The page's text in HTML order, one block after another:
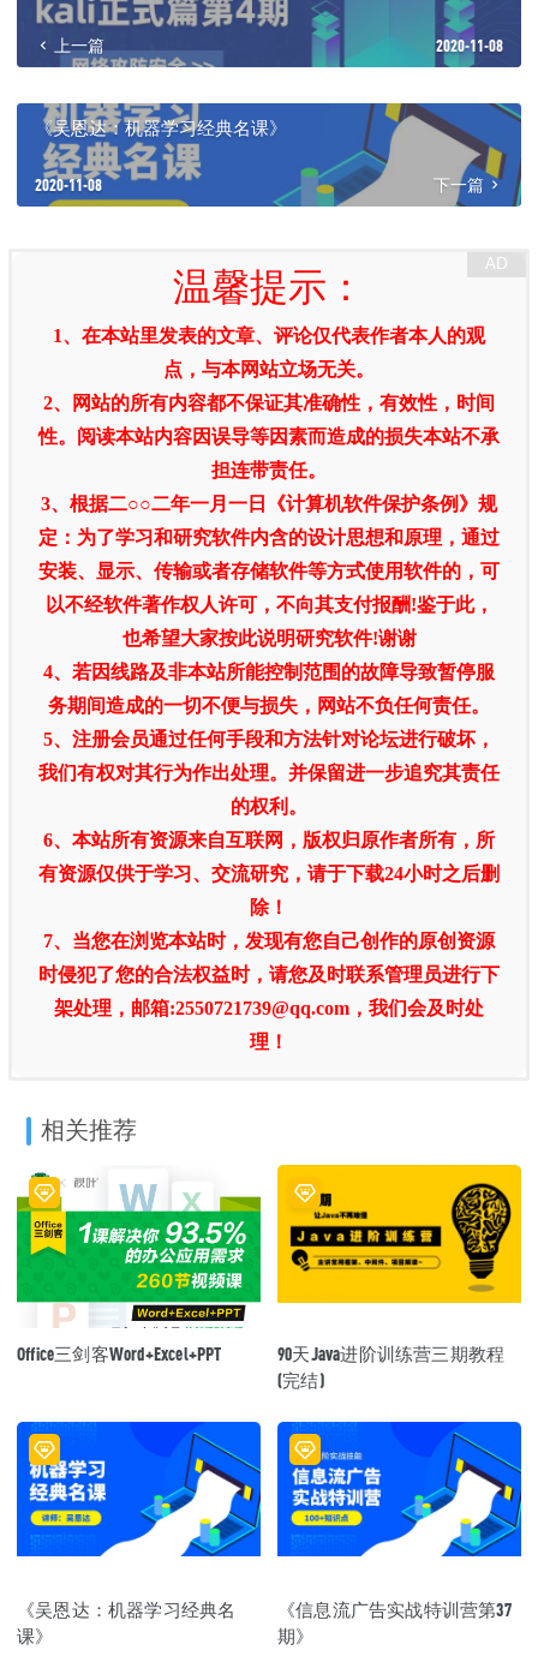
上一篇 2020-11-08
《吴恩达：机器学习经典名课》
2020-11-08 下一篇
温馨提示：
1、在本站里发表的文章、评论仅代表作者本人的观
点，与本网站立场无关。
2、网站的所有内容都不保证其准确性，有效性，时间
性。阅读本站内容因误导等因素而造成的损失本站不承
担连带责任。
3、根据二○○二年一月一日《计算机软件保护条例》规
定：为了学习和研究软件内含的设计思想和原理，通过
安装、显示、传输或者存储软件等方式使用软件的，可
以不经软件著作权人许可，不向其支付报酬!鉴于此，
也希望大家按此说明研究软件!谢谢
4、若因线路及非本站所能控制范围的故障导致暂停服
务期间造成的一切不便与损失，网站不负任何责任。
5、注册会员通过任何手段和方法针对论坛进行破坏，
我们有权对其行为作出处理。并保留进一步追究其责任
的权利。
6、本站所有资源来自互联网，版权归原作者所有，所
有资源仅供于学习、交流研究，请于下载24小时之后删
除！
7、当您在浏览本站时，发现有您自己创作的原创资源
时侵犯了您的合法权益时，请您及时联系管理员进行下
架处理，邮箱:2550721739@qq.com，我们会及时处
理！
相关推荐
Office三剑客Word+Excel+PPT
90天Java进阶训练营三期教程
(完结)
《吴恩达：机器学习经典名
课》
《信息流广告实战特训营第37
期》